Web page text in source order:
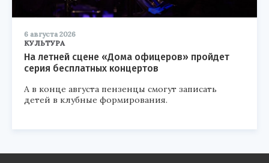
6 августа 2026
КУЛЬТУРА
На летней сцене «Дома офицеров» пройдет
серия бесплатных концертов
А в конце августа пензенцы смогут записать
детей в клубные формирования.